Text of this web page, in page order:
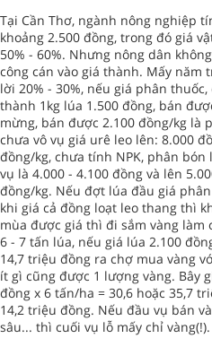
Tại Cần Thơ, ngành nông nghiệp
khoảng 2.500 đồng, trong đó giá
50% - 60%. Nhưng nông dân
công cán vào giá thành. Mấy năm
lời 20% - 30%, nếu giá phân
thành 1kg lúa 1.500 đồng, bán
mừng, bán được 2.100 đồng/kg là
chưa vô vụ giá urê leo lên: 8.000
đồng/kg, chưa tính NPK, phân
vụ là 4.000 - 4.100 đồng và lên
đồng/kg. Nếu đợt lúa đầu giá
khi giá cả đồng loạt leo thang thì
mùa được giá thì đi sắm vàng làm
6 - 7 tấn lúa, nếu giá lúa 2.100
14,7 triệu đồng ra chợ mua vàng
ít gì cũng được 1 lượng vàng. Bây
đồng x 6 tấn/ha = 30,6 hoặc 35,7
14,2 triệu đồng. Nếu đầu vụ bán
sâu... thì cuối vụ lỗ mấy chỉ vàng(!).